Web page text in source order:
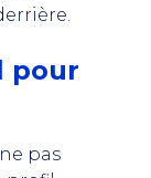
pour
pas